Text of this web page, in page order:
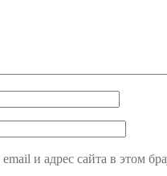
и адрес сайта в этом